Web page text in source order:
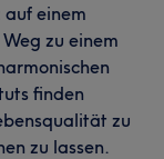
26
auf einem
zu einem
finden
zu
zu lassen.